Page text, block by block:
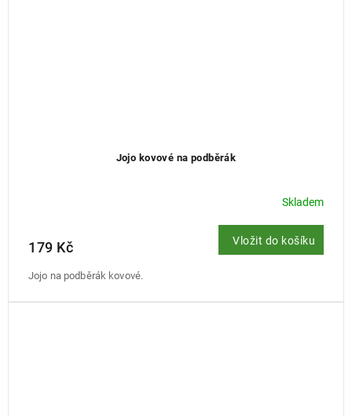
Jojo kovové na podběrák
Skladem
179 Kč Vložit do košíku
Jojo na podběrák kovové.